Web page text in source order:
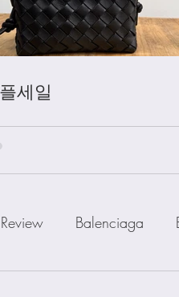
세일
Review Balenciaga